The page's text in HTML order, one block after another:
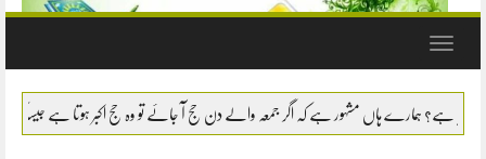
Toggle
سوال- نماز میں سانپ یا بچھو وغیرہ کو مارنا یا اشارتاً کسی